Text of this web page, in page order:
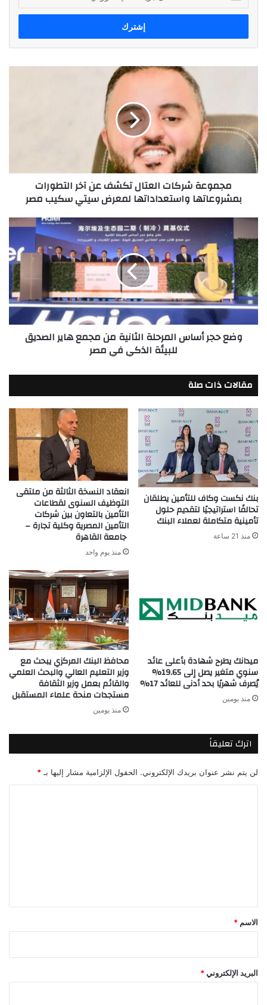
الإلكتروني
آخر
التطورات
بمشروعاتها
واستعداداتها
سيتي
مصر
مجموعة شركات العتال تكشف عن آخر التطورات
بمشروعاتها واستعداداتها لمعرض سيتي سكيب مصر
وضع
أساس
المرحلة
الثانية
من
مجمع
هاير
الصديق
مصر
وضع حجر أساس المرحلة الثانية من مجمع هاير الصديق
للبيئة الذكي في مصر
مقالات ذات صلة
بنك نكست وكاف للتأمين يطلقان
تحالفًا استراتيجيًا لتقديم حلول
تأمينية متكاملة لعملاء البنك
منذ 21 ساعة
انعقاد النسخة الثالثة من ملتقى
التوظيف السنوى لقطاعات
التأمين بالتعاون بين شركات
التأمين المصرية وكلية تجارة –
جامعة القاهرة
منذ يوم واحد
ميدانك يطرح شهادة بأعلى عائد
سنوي متغير يصل إلى 19.65%
يُصرف شهريًا بحد أدنى للعائد 17%
منذ يومين
محافظ البنك المركزي يبحث مع
وزير التعليم العالي والبحث العلمي
والقائم بعمل وزير الثقافة
مستجدات منحة علماء المستقبل
منذ يومين
اترك تعليقاً
لن يتم نشر عنوان بريدك الإلكتروني. الحقول الإلزامية مشار إليها بـ *
*
الاسم *
البريد الإلكتروني *